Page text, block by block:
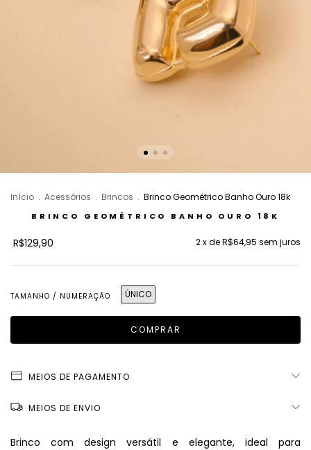
Início . Acessórios . Brincos . Brinco Geométrico Banho Ouro 18k
BRINCO GEOMÉTRICO BANHO OURO 18K
R$129,90 2x deR$64,95 sem juros
TAMANHO / NUMERAÇÃO ÚNICO
MEIOS DE PAGAMENTO
MEIOS DE ENVIO
Brinco com design versátil e elegante, ideal para